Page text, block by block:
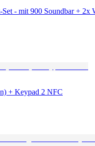
- mit 900 Soundbar + 2x
+ Keypad 2 NFC